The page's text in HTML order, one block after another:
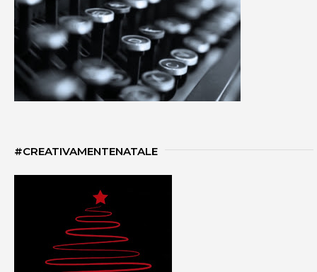
#CREATIVAMENTENATALE